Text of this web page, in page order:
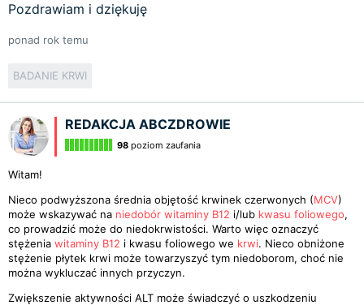
Pozdrawiam i dziękuję
ponad rok temu
BADANIE KRWI
REDAKCJA ABCZDROWIE
98 poziom zaufania
Witam!
Nieco podwyższona średnia objętość krwinek czerwonych (MCV)
może wskazywać na niedobór witaminy B12 i/lub kwasu foliowego,
co prowadzić może do niedokrwistości. Warto więc oznaczyć
stężenia witaminy B12 i kwasu foliowego we krwi. Nieco obniżone
stężenie płytek krwi może towarzyszyć tym niedoborom, choć nie
można wykluczać innych przyczyn.
Zwiększenie aktywności ALT może świadczyć o uszkodzeniu